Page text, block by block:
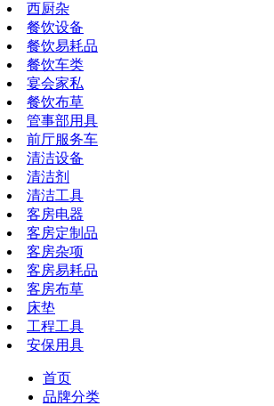
西厨杂
餐饮设备
餐饮易耗品
餐饮车类
宴会家私
餐饮布草
管事部用具
前厅服务车
清洁设备
清洁剂
清洁工具
客房电器
客房定制品
客房杂项
客房易耗品
客房布草
床垫
工程工具
安保用具
首页
品牌分类